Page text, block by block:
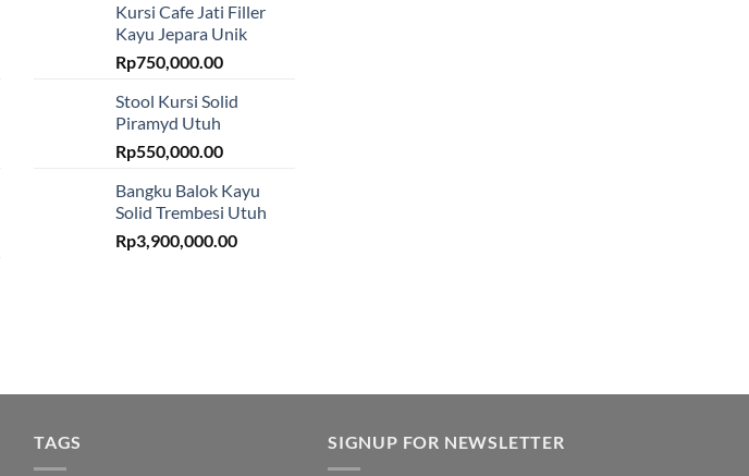
Kursi Cafe Jati Filler
Kayu Jepara Unik
Rp750,000.00
Stool Kursi Solid
Piramyd Utuh
Rp550,000.00
Bangku Balok Kayu
Solid Trembesi Utuh
Rp3,900,000.00
TAGS SIGNUP FOR NEWSLETTER